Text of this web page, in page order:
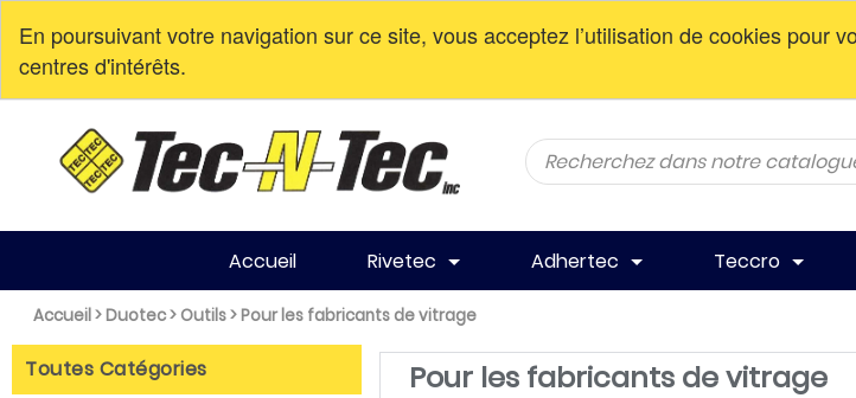
En poursuivant votre navigation sur ce site, vous acceptez l’utilisation de cookies pour
centres d'intérêts.
 Nouvelle adresse à partir du 10 avril 2023. 113-3351 AV DE LA GARE, MASCOUCHE, QC, J7K
Accueil Rivetec Adhertec Teccro
Accueil>Duotec> Outils>Pour les fabricants de vitrage
Toutes Catégories
Pour les fabricants de vitrage